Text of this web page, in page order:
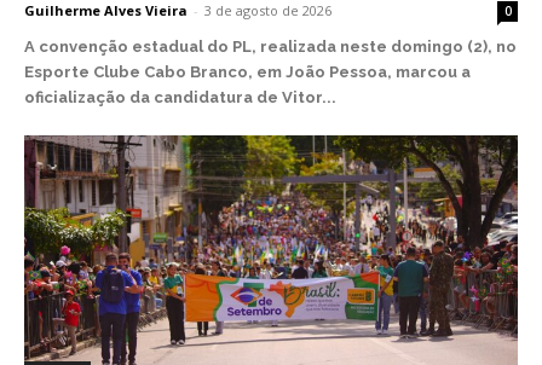
Guilherme Alves Vieira - 3 de agosto de 2026 0
A convenção estadual do PL, realizada neste domingo (2), no
Esporte Clube Cabo Branco, em João Pessoa, marcou a
oficialização da candidatura de Vitor...